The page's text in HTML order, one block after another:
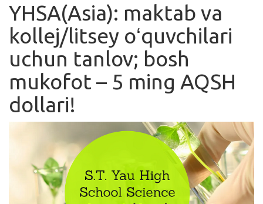
Ishlar
Kurslar
Blog
Yana
Kirish
YHSA(Asia): maktab va
kollej/litsey oʻquvchilari
uchun tanlov; bosh
mukofot – 5 ming AQSH
dollari!